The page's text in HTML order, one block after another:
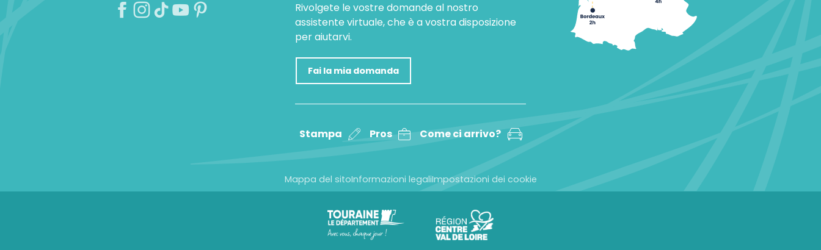
Rivolgete le vostre domande al nostro
assistente virtuale, che è a vostra disposizione
per aiutarvi.
Fai la mia domanda
Stampa Pros Come ci arrivo?
Mappa del sitoInformazioni legaliImpostazioni dei cookie